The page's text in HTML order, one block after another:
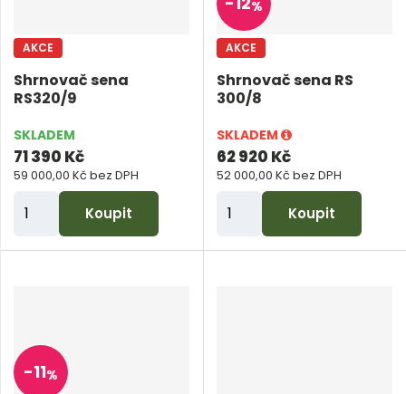
č
e
t
o
č
e
t
AKCE
Shrnovač sena
RS320/9
71 390 Kč
59 000,00 Kč bez DPH
ě
p
o
Koupit
SKLADEM
%
AKCE
Shrnovač sena RS
300/8
62 920 Kč
52 000,00 Kč bez DPH
ě
Koupit
SKLADEM
-11%